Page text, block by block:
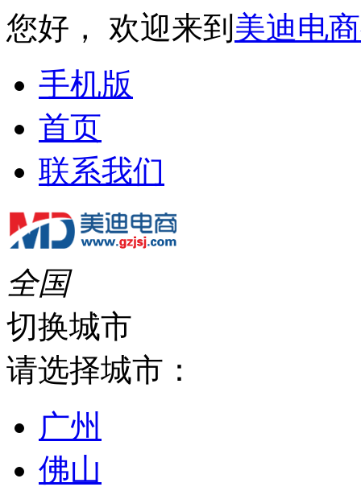
您好， 欢迎来到 美迪电
手机版
首页
联系我们
全国
切换城市
请选择城市：
广州
佛山